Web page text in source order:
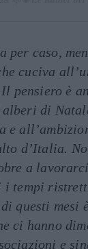
per caso,
cuciva
pensiero è
alberi di
e
d’Italia.
a
i tempi
questi mesi
ci hanno
e